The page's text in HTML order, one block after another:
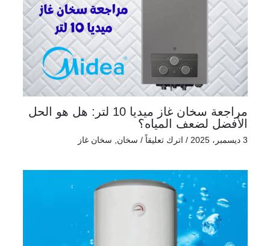
مراجعة سخان غاز ميديا 10 لتر: هل هو الحل
الأفضل لضعف المياه؟
3 ديسمبر، 2025 / اترك تعليقاً / سخان, سخان غاز